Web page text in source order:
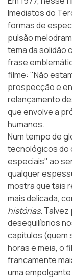
Imediatos do
formas de
pulsão
tema da solidão
frase
filme: "Não
prospecção e
relançamento
que envolve a
humanos.
Num tempo de
tecnológicos do
especiais" ao
qualquer
mostra que tais
mais delicada,
histórias. Talvez
desequilíbrios
capítulos (quem
horas e meia, o
francamente
uma